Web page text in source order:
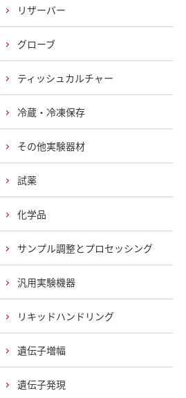
リザーバー
グローブ
ティッシュカルチャー
冷蔵・冷凍保存
その他実験器材
試薬
化学品
サンプル調整とプロセッシング
汎用実験機器
リキッドハンドリング
遺伝子増幅
遺伝子発現